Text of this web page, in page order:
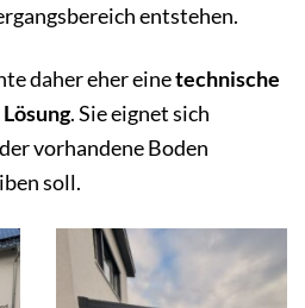
entstehen.
daher eher einetechnische
. Sie eignet sich
vorhandene Boden
soll.